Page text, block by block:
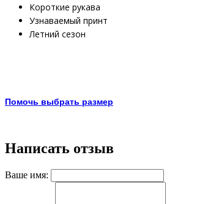
Короткие рукава
Узнаваемый принт
Летний сезон
Помочь выбрать размер
Написать отзыв
Ваше имя: